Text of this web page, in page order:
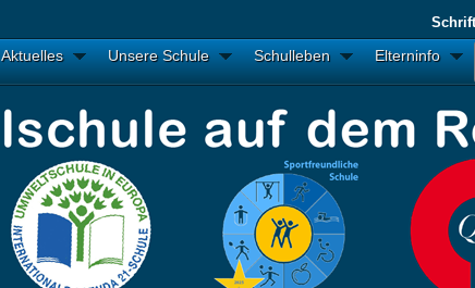
Aktuelles Unsere Schule Schulleben Elterninfo